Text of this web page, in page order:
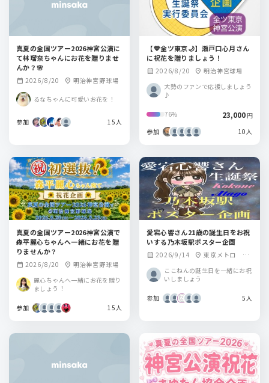
真夏の全国ツアー2026神宮公演に
て林瑠奈ちゃんにお花を贈りませ
んか？🌸
calendar_month 2026/8/20 location_on 明治神宮野球場
るなちゃんに可愛いお花を！
参加 15人
【💙全ツ東京🌙】瀬戸口心月さん
に祝花を贈りましょう！
calendar_month 2026/8/20 location_on 明治神宮球場
大勢のファンで応援しましょう
♪
76% 23,000円
参加
10人
真夏の全国ツアー2026神宮公演で
森平麗心ちゃんへ一緒にお花を贈
りませんか？
calendar_month 2026/8/20 location_on 明治神宮野球場
麗心ちゃんへ一緒にお花を贈り
ましょう！
参加 15人
愛宕心響さん21歳の誕生日をお祝
いする乃木坂駅ポスター企画
calendar_month 2026/9/14 location_on 東京メトロ 乃
ここねんの誕生日を一緒にお祝
いしましょう
参加 5人